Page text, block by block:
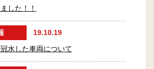
した！！
19.10.19
水した車両について